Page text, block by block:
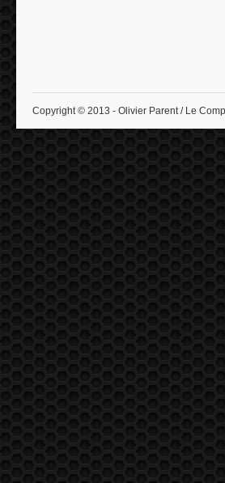
Copyright © 2013 - Olivier Parent / Le